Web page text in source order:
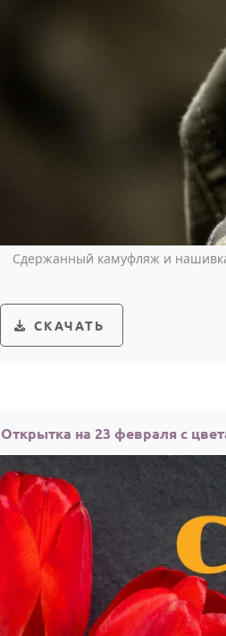
Сдержанный камуфляж и
СКАЧАТЬ
Открытка на 23 февраля с